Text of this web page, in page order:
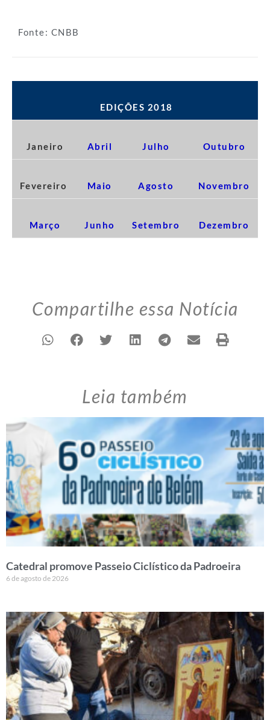
Fonte: CNBB
EDIÇÕES 2018
Janeiro Abril Julho Outubro
Fevereiro Maio Agosto Novembro
Março Junho Setembro Dezembro
Compartilhe essa Notícia
Leia também
Catedral promove Passeio Ciclístico da Padroeira
6 de agosto de 2026